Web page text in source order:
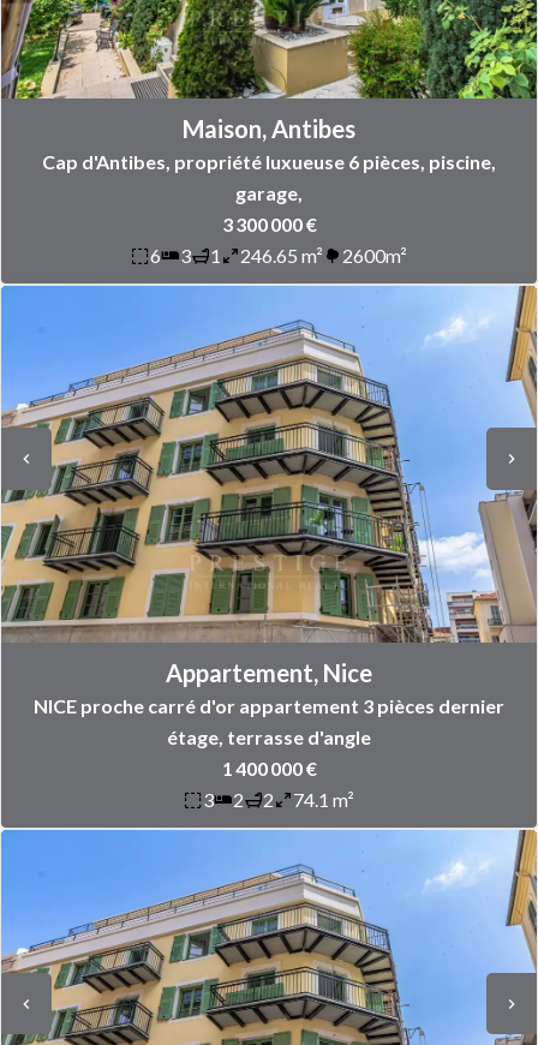
Maison, Antibes
Cap d'Antibes, propriété luxueuse 6 pièces, piscine,
garage,
3 300 000 €
6
3 1 246.65 m² 2600m²
Appartement, Nice
NICE proche carré d'or appartement 3 pièces dernier
étage, terrasse d'angle
1 400 000 €
3
2 2 74.1 m²